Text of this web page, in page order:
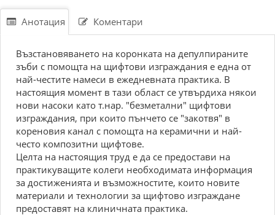
Анотация Коментари
Възстановяването на коронката на депулпираните
зъби с помощта на щифтови изграждания е една от
най-честите намеси в ежедневната практика. В
настоящия момент в тази област се утвърдиха някои
нови насоки като т.нар. "безметални" щифтови
изграждания, при които пънчето се "закотвя" в
кореновия канал с помощта на керамични и най-
често композитни щифтове.
Целта на настоящия труд е да се предостави на
практикуващите колеги необходимата информация
за достиженията и възможностите, които новите
материали и технологии за щифтово изграждане
предоставят на клиничната практика.